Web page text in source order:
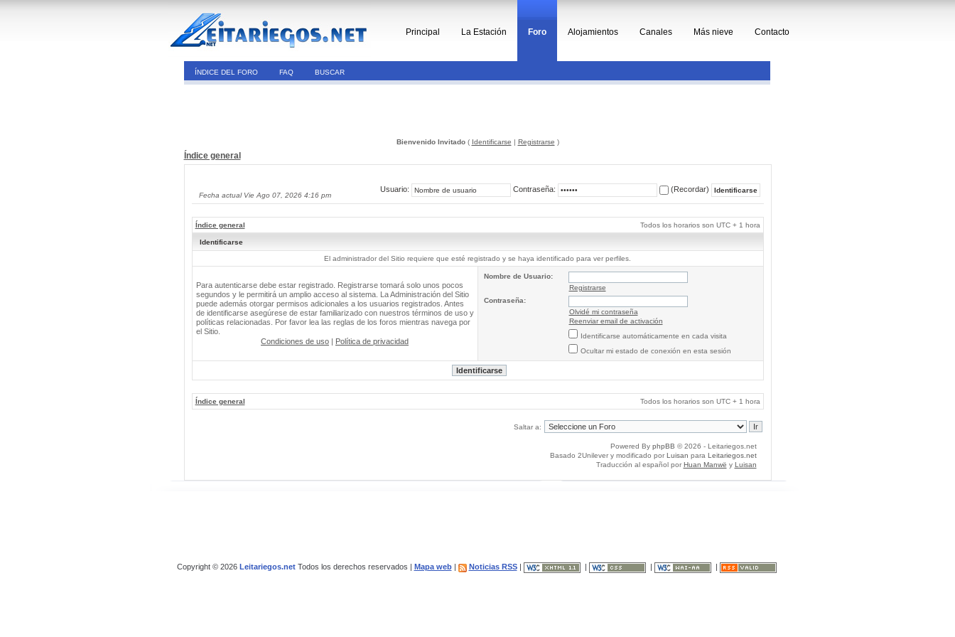
Principal La Estación Foro Alojamientos Canales Más nieve Contacto
ÍNDICE DEL FORO FAQ BUSCAR
Bienvenido Invitado( Identificarse | Registrarse )
Índice general
Fecha actual Vie Ago 07, 2026 4:16 pm
Usuario: Contraseña: (Recordar)
Índice general Todos los horarios son UTC + 1 hora
Identificarse
El administrador del Sitio requiere que esté registrado y se haya identificado para ver perfiles.
Para autenticarse debe estar registrado. Registrarse tomará solo unos pocos
segundos y le permitirá un amplio acceso al sistema. La Administración del Sitio
puede además otorgar permisos adicionales a los usuarios registrados. Antes
de identificarse asegúrese de estar familiarizado con nuestros términos de uso y
políticas relacionadas. Por favor lea las reglas de los foros mientras navega por
el Sitio.
Condiciones de uso | Política de privacidad
Nombre de Usuario:
Registrarse
Contraseña:
Olvidé mi contraseña
Reenviar email de activación
Identificarse automáticamente en cada visita
Ocultar mi estado de conexión en esta sesión
Índice general Todos los horarios son UTC + 1 hora
Saltar a:
Powered By phpBB © 2026 - Leitariegos.net
Basado 2Unilever y modificado por Luisan para Leitariegos.net
Traducción al español por Huan Manwë y Luisan
Copyright © 2026 Leitariegos.netTodos los derechos reservados | Mapa web| Noticias RSS|